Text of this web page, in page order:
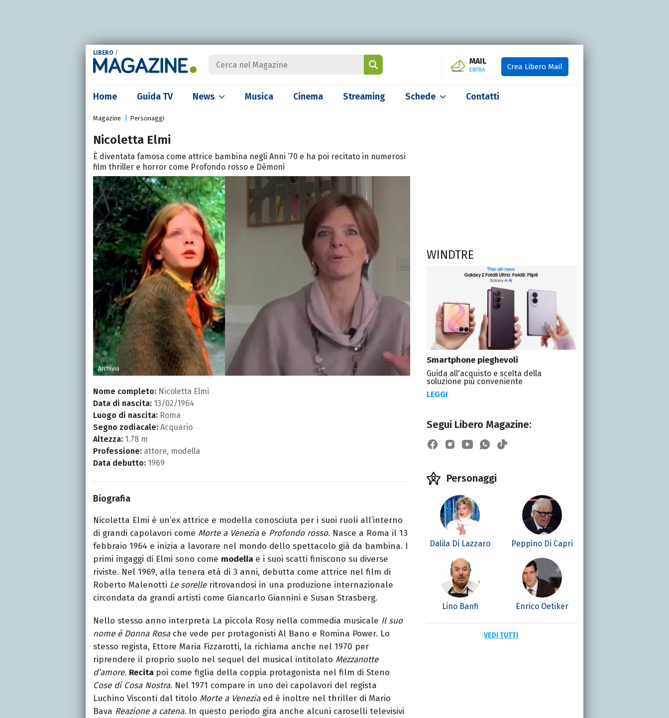
LIBERO /
MAIL
ENTRA Crea Libero Mail
Home Guida TV News Musica Cinema Streaming Schede Contatti
Magazine Personaggi
Nicoletta Elmi
È diventata famosa come attrice bambina negli Anni ‘70 e ha poi recitato in numerosi
film thriller e horror come Profondo rosso e Dèmoni
Archivio
Nome completo: Nicoletta Elmi
Data di nascita: 13/02/1964
Luogo di nascita: Roma
Segno zodiacale: Acquario
Altezza: 1.78 m
Professione: attore, modella
Data debutto: 1969
Biografia
Nicoletta Elmi è un’ex attrice e modella conosciuta per i suoi ruoli all’interno
di grandi capolavori come Morte a Veneziae Profondo rosso. Nasce a Roma il 13
febbraio 1964 e inizia a lavorare nel mondo dello spettacolo già da bambina. I
primi ingaggi di Elmi sono come modella e i suoi scatti finiscono su diverse
riviste. Nel 1969, alla tenera età di 3 anni, debutta come attrice nel film di
Roberto Malenotti Le sorelleritrovandosi in una produzione internazionale
circondata da grandi artisti come Giancarlo Giannini e Susan Strasberg.
Nello stesso anno interpreta La piccola Rosy nella commedia musicale Il suo
nome è Donna Rosa che vede per protagonisti Al Bano e Romina Power. Lo
stesso regista, Ettore Maria Fizzarotti, la richiama anche nel 1970 per
riprendere il proprio suolo nel sequel del musical intitolato Mezzanotte
d’amore. Recita poi come figlia della coppia protagonista nel film di Steno
Cose di Cosa Nostra. Nel 1971 compare in uno dei capolavori del regista
Luchino Visconti dal titolo Morte a Veneziaed è inoltre nel thriller di Mario
Bava Reazione a catena. In questo periodo gira anche alcuni caroselli televisivi
WINDTRE
Smartphone pieghevoli
Guida all'acquisto e scelta della
soluzione più conveniente
LEGGI
Segui Libero Magazine:
Personaggi
Dalila Di Lazzaro Peppino Di Capri
Lino Banfi Enrico Oetiker
VEDI TUTTI